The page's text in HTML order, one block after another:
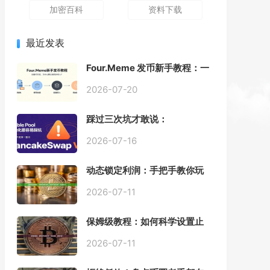
加密百科 资料下载
最近发表
Four.Meme 发币新手教程：一
动踩坑
2026-07-20
踩过三次坑才敢说：
Pool 最容易翻车的不是手续
2026-07-16
动态锁定利润：手把手教你玩
2026-07-11
保姆级教程：如何科学设置止
2026-07-11